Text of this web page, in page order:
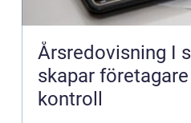
Årsredovisning I
skapar
kontroll